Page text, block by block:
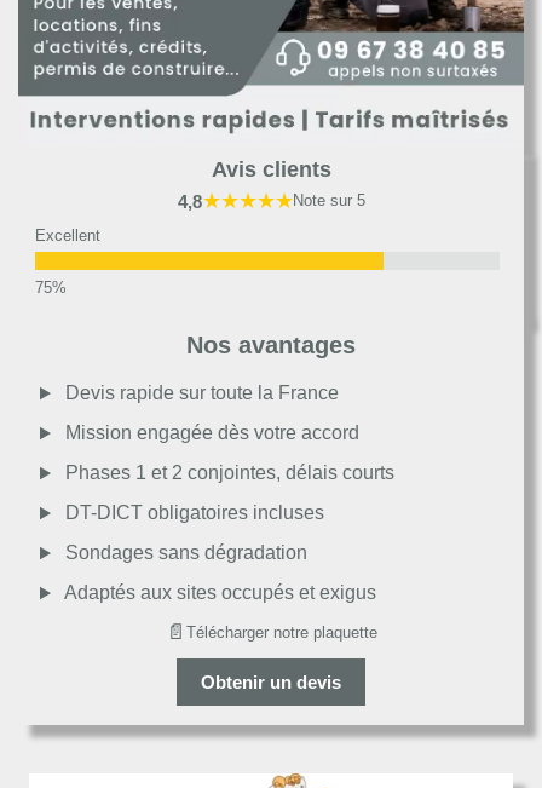
Avis clients
4,8★★★★★Note sur 5
Excellent
Moyen
Passable
Décevant
Nos avantages
Devis rapide sur toute la France
Mission engagée dès votre accord
Phases 1 et 2 conjointes, délais courts
DT-DICT obligatoires incluses
Sondages sans dégradation
Adaptés aux sites occupés et exigus
📄 Télécharger notre plaquette
Obtenir un devis